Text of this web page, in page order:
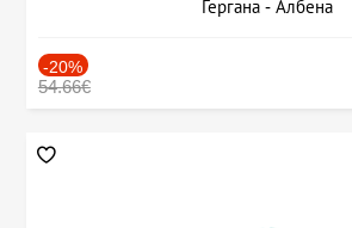
Гергана - Албена
-20%
54.66€